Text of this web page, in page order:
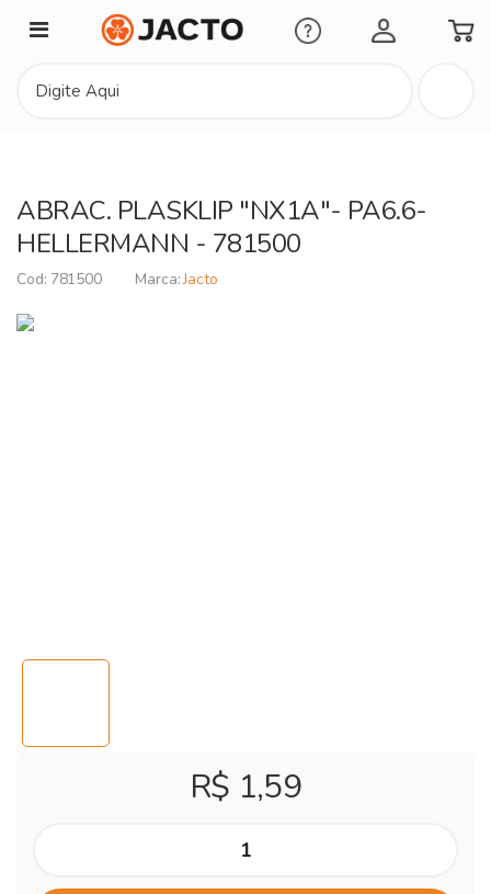
Minha Conta
ABRAC. PLASKLIP "NX1A"- PA6.6-
HELLERMANN - 781500
781500 Jacto
R$ 1,59